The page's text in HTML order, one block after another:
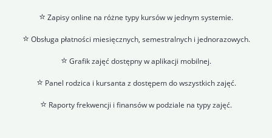
⭐ Zapisy online na różne typy kursów w jednym systemie.
⭐ Obsługa płatności miesięcznych, semestralnych i jednorazowych.
⭐ Grafik zajęć dostępny w aplikacji mobilnej.
⭐ Panel rodzica i kursanta z dostępem do wszystkich zajęć.
⭐ Raporty frekwencji i finansów w podziale na typy zajęć.